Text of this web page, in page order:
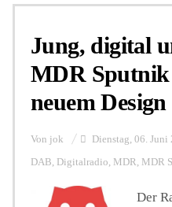
Jung, digital
MDR Sputnik
neuem Design
Von jok Dienstag, 06. Juni
DAB, Digitalradio, MDR, MDR
Der